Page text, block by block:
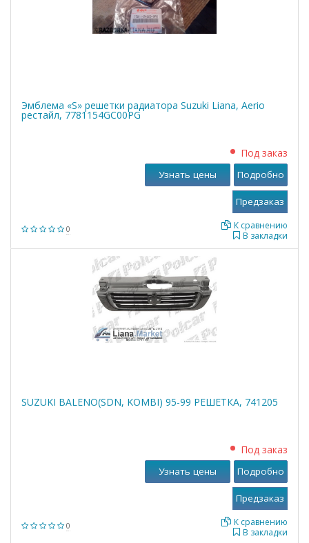
Эмблема «S» решетки радиатора Suzuki Liana, Aerio
рестайл, 7781154GC00PG
0
Под заказ
В закладки
К сравнению
Узнать цены Подробно
SUZUKI BALENO(SDN, KOMBI) 95-99 РЕШЕТКА, 741205
0
Под заказ
В закладки
К сравнению
Узнать цены Подробно